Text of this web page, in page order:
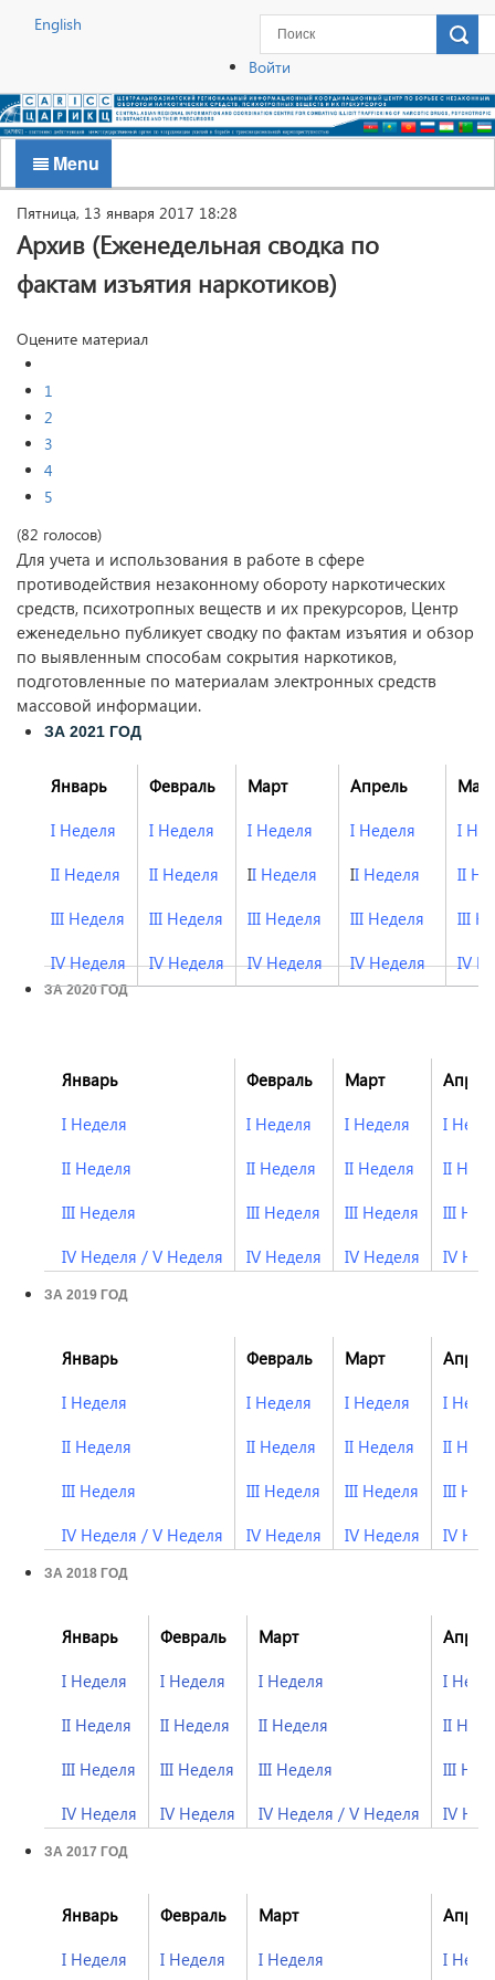
English
Войти
Menu
Пятница, 13 января 2017 18:28
Архив (Еженедельная сводка по
фактам изъятия наркотиков)
Оцените материал
1
2
3
4
5
(82 голосов)
Для учета и использования в работе в сфере
противодействия незаконному обороту наркотических
средств, психотропных веществ и их прекурсоров, Центр
еженедельно публикует сводку по фактам изъятия и обзор
по выявленным способам сокрытия наркотиков,
подготовленные по материалам электронных средств
массовой информации.
ЗА 2021 ГОД
Январь
I Неделя
II Неделя
III Неделя
IV Неделя
Февраль
I Неделя
II Неделя
III Неделя
IV Неделя
Март
I Неделя
II Неделя
III Неделя
IV Неделя
Апрель
I Неделя
II Неделя
III Неделя
IV Неделя
Май
I
II
III
IV
ЗА 2020 ГОД
Январь
I Неделя
II Неделя
III Неделя
IV Неделя / V Неделя
Февраль
I Неделя
II Неделя
III Неделя
IV Неделя
Март
I Неделя
II Неделя
III Неделя
IV Неделя
I
II
III
IV
ЗА 2019 ГОД
Январь
I Неделя
II Неделя
III Неделя
IV Неделя / V Неделя
Февраль
I Неделя
II Неделя
III Неделя
IV Неделя
Март
I Неделя
II Неделя
III Неделя
IV Неделя
I
II
III
IV
ЗА 2018 ГОД
Январь
I Неделя
II Неделя
III Неделя
IV Неделя
Февраль
I Неделя
II Неделя
III Неделя
IV Неделя
Март
I Неделя
II Неделя
III Неделя
IV Неделя / V Неделя
I
II
III
IV
ЗА 2017 ГОД
Январь
I Неделя
Февраль
I Неделя
Март
I Неделя
I